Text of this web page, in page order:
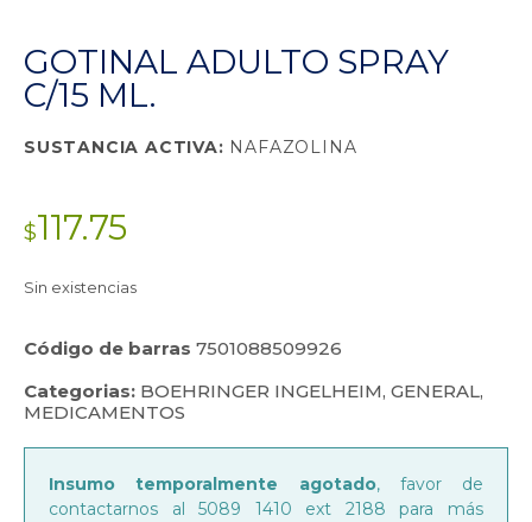
GOTINAL ADULTO SPRAY
C/15 ML.
SUSTANCIA ACTIVA: NAFAZOLINA
$117.75
Sin existencias
Código de barras 7501088509926
Categorias: BOEHRINGER INGELHEIM, GENERAL,
MEDICAMENTOS
Insumo temporalmente agotado, favor de
contactarnos al 5089 1410 ext 2188 para más